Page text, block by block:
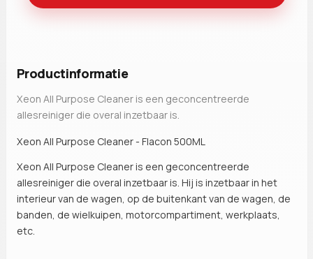
Productinformatie
Xeon All Purpose Cleaner is een geconcentreerde
allesreiniger die overal inzetbaar is.
Xeon All Purpose Cleaner - Flacon 500ML
Xeon All Purpose Cleaner is een geconcentreerde
allesreiniger die overal inzetbaar is. Hij is inzetbaar in het
interieur van de wagen, op de buitenkant van de wagen, de
banden, de wielkuipen, motorcompartiment, werkplaats,
etc.